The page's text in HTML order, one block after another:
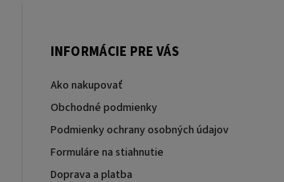
INFORMÁCIE PRE VÁS
Ako nakupovať
Obchodné podmienky
Podmienky ochrany osobných údajov
Formuláre na stiahnutie
Doprava a platba